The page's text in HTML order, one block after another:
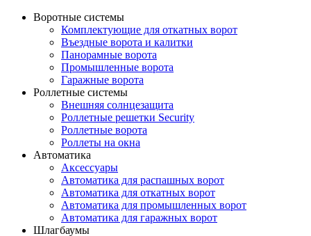
Воротные системы
Комплектующие для откатных ворот
Въездные ворота и калитки
Панорамные ворота
Промышленные ворота
Гаражные ворота
Роллетные системы
Внешняя солнцезащита
Роллетные решетки Security
Роллетные ворота
Роллеты на окна
Автоматика
Аксессуары
Автоматика для распашных ворот
Автоматика для откатных ворот
Автоматика для промышленных ворот
Автоматика для гаражных ворот
Шлагбаумы